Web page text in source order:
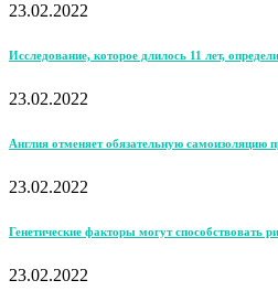
23.02.2022
Исследование, которое длилось 11 лет,
23.02.2022
Англия отменяет обязательную самоизоляцию
23.02.2022
Генетические факторы могут способствовать
23.02.2022